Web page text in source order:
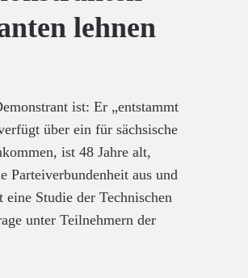
lehnen
ist: Er „entstammt
über ein für sächsische
ist 48 Jahre alt,
Parteiverbundenheit aus und
eine Studie der Technischen
unter Teilnehmern der